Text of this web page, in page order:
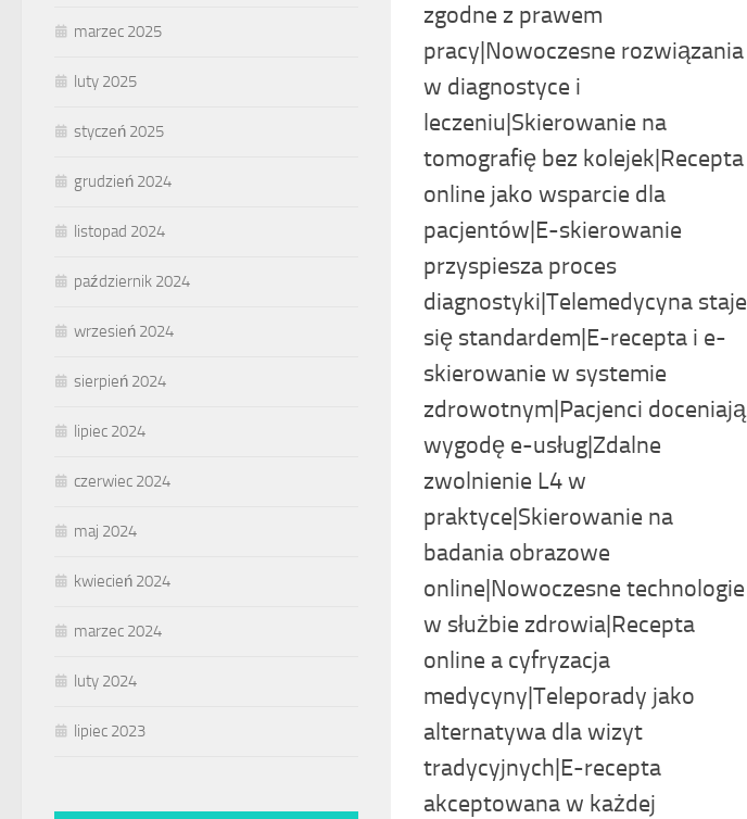
zgodne z prawem
pracy|Nowoczesne rozwiązania
w diagnostyce i
leczeniu|Skierowanie na
tomografię bez kolejek|Recepta
online jako wsparcie dla
pacjentów|E-skierowanie
przyspiesza proces
diagnostyki|Telemedycyna staje
się standardem|E-recepta i e-
skierowanie w systemie
zdrowotnym|Pacjenci doceniają
wygodę e-usług|Zdalne
zwolnienie L4 w
praktyce|Skierowanie na
badania obrazowe
online|Nowoczesne technologie
w służbie zdrowia|Recepta
online a cyfryzacja
medycyny|Teleporady jako
alternatywa dla wizyt
tradycyjnych|E-recepta
akceptowana w każdej
marzec 2025
luty 2025
styczeń 2025
grudzień 2024
listopad 2024
październik 2024
wrzesień 2024
sierpień 2024
lipiec 2024
czerwiec 2024
maj 2024
kwiecień 2024
marzec 2024
luty 2024
lipiec 2023